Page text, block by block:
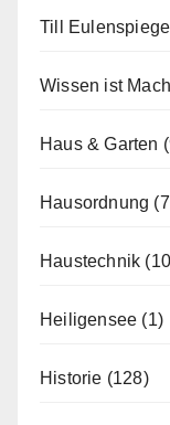
Till Eulenspiegel
Wissen ist
Haus & Garten
Hausordnung
Haustechnik
Heiligensee (1)
Historie (128)